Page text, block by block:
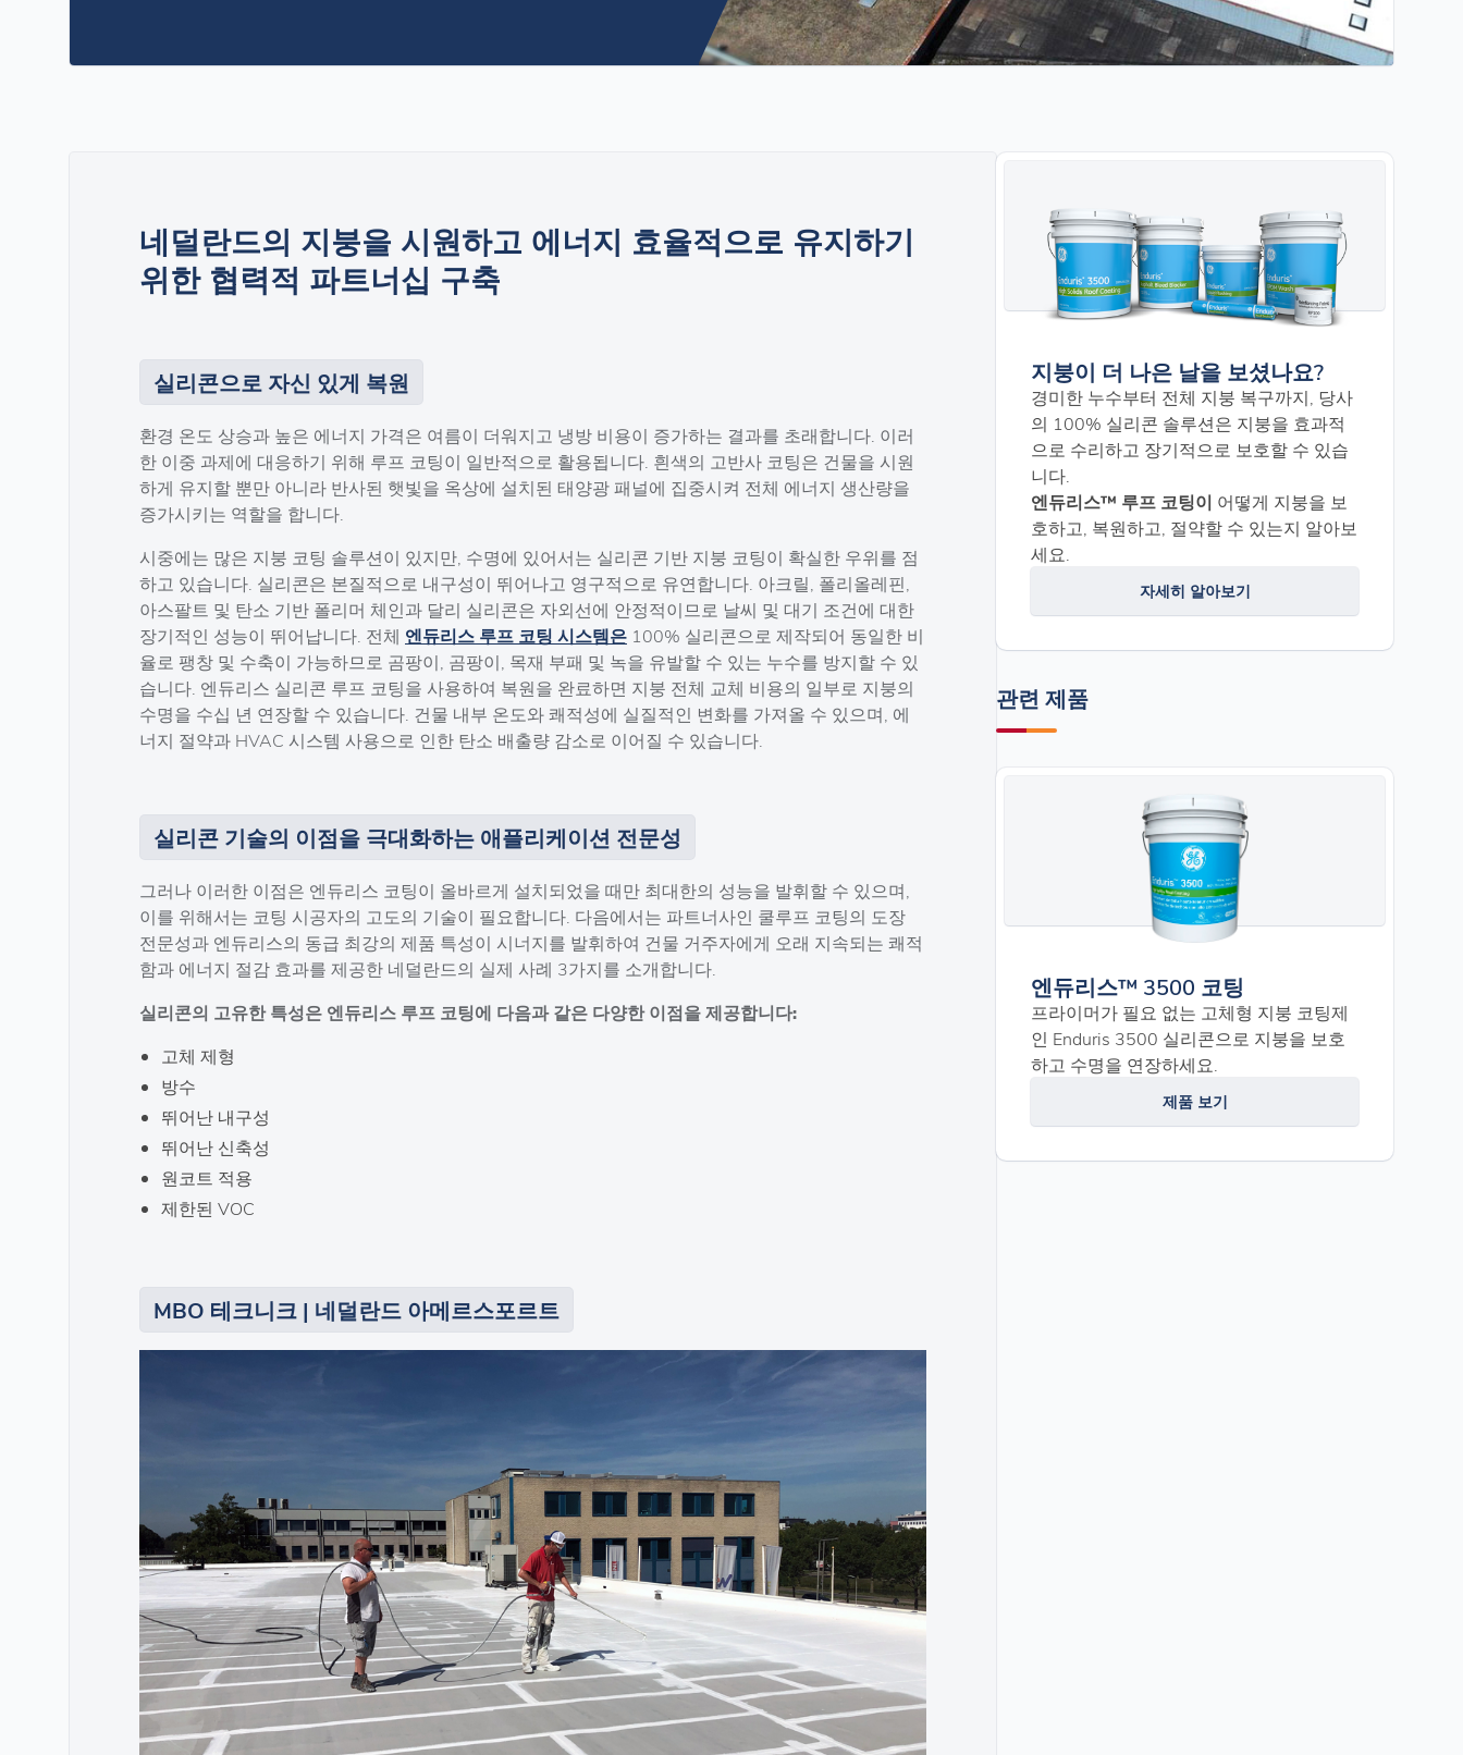
네덜란드의 지붕을 시원하고 에너지 효율적으로 유지하기
위한 협력적 파트너십 구축
실리콘으로 자신 있게 복원
환경 온도 상승과 높은 에너지 가격은 여름이 더워지고 냉방 비용이 증가하는 결과를 초래합니다. 이러
한 이중 과제에 대응하기 위해 루프 코팅이 일반적으로 활용됩니다. 흰색의 고반사 코팅은 건물을 시원
하게 유지할 뿐만 아니라 반사된 햇빛을 옥상에 설치된 태양광 패널에 집중시켜 전체 에너지 생산량을
증가시키는 역할을 합니다.
시중에는 많은 지붕 코팅 솔루션이 있지만, 수명에 있어서는 실리콘 기반 지붕 코팅이 확실한 우위를 점
하고 있습니다. 실리콘은 본질적으로 내구성이 뛰어나고 영구적으로 유연합니다. 아크릴, 폴리올레핀,
아스팔트 및 탄소 기반 폴리머 체인과 달리 실리콘은 자외선에 안정적이므로 날씨 및 대기 조건에 대한
장기적인 성능이 뛰어납니다. 전체 엔듀리스 루프 코팅 시스템은 100% 실리콘으로 제작되어 동일한 비
율로 팽창 및 수축이 가능하므로 곰팡이, 곰팡이, 목재 부패 및 녹을 유발할 수 있는 누수를 방지할 수 있
습니다. 엔듀리스 실리콘 루프 코팅을 사용하여 복원을 완료하면 지붕 전체 교체 비용의 일부로 지붕의
수명을 수십 년 연장할 수 있습니다. 건물 내부 온도와 쾌적성에 실질적인 변화를 가져올 수 있으며, 에
너지 절약과 HVAC 시스템 사용으로 인한 탄소 배출량 감소로 이어질 수 있습니다.
실리콘 기술의 이점을 극대화하는 애플리케이션 전문성
그러나 이러한 이점은 엔듀리스 코팅이 올바르게 설치되었을 때만 최대한의 성능을 발휘할 수 있으며,
이를 위해서는 코팅 시공자의 고도의 기술이 필요합니다. 다음에서는 파트너사인 쿨루프 코팅의 도장
전문성과 엔듀리스의 동급 최강의 제품 특성이 시너지를 발휘하여 건물 거주자에게 오래 지속되는 쾌적
함과 에너지 절감 효과를 제공한 네덜란드의 실제 사례 3가지를 소개합니다.
실리콘의 고유한 특성은 엔듀리스 루프 코팅에 다음과 같은 다양한 이점을 제공합니다:
고체 제형
방수
뛰어난 내구성
뛰어난 신축성
원코트 적용
제한된 VOC
MBO 테크니크 | 네덜란드 아메르스포르트
지붕이 더 나은 날을 보셨나요?
경미한 누수부터 전체 지붕 복구까지, 당사
의 100% 실리콘 솔루션은 지붕을 효과적
으로 수리하고 장기적으로 보호할 수 있습
니다.
엔듀리스™ 루프 코팅이 어떻게 지붕을 보
호하고, 복원하고, 절약할 수 있는지 알아보
세요.
자세히 알아보기
관련 제품
엔듀리스™ 3500 코팅
프라이머가 필요 없는 고체형 지붕 코팅제
인 Enduris 3500 실리콘으로 지붕을 보호
하고 수명을 연장하세요.
제품 보기